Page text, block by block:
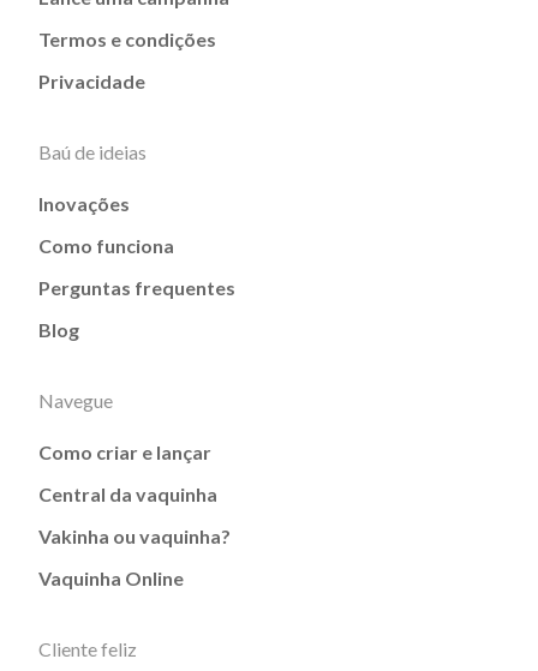
Termos e condições
Privacidade
Baú de ideias
Inovações
Como funciona
Perguntas frequentes
Blog
Navegue
Como criar e lançar
Central da vaquinha
Vakinha ou vaquinha?
Vaquinha Online
Cliente feliz